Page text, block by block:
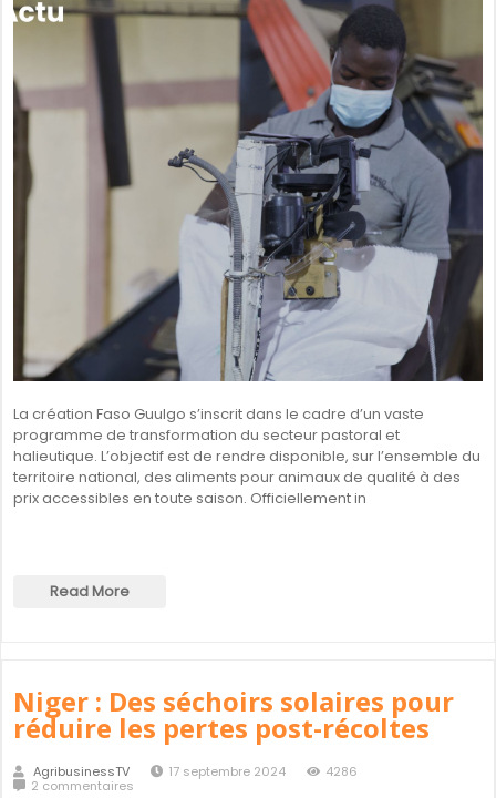
GHANA
ÎLE MAURICE
GUINÉE
La création Faso Guulgo s’inscrit dans le cadre d’un vaste
programme de transformation du secteur pastoral et
halieutique. L’objectif est de rendre disponible, sur l’ensemble du
territoire national, des aliments pour animaux de qualité à des
prix accessibles en toute saison. Officiellement in
Read More
Niger : Des séchoirs solaires pour
réduire les pertes post-récoltes
AgribusinessTV 17 septembre 2024
4286
2 commentaires